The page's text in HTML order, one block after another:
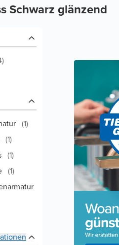
Schwarz glänzend
)
(1)
(1)
(1)
(1)